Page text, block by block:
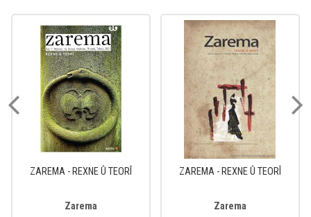
ZAREMA - REXNE Û TEORÎ
Zarema
ZAREMA - REXNE Û TEORÎ
Zarema